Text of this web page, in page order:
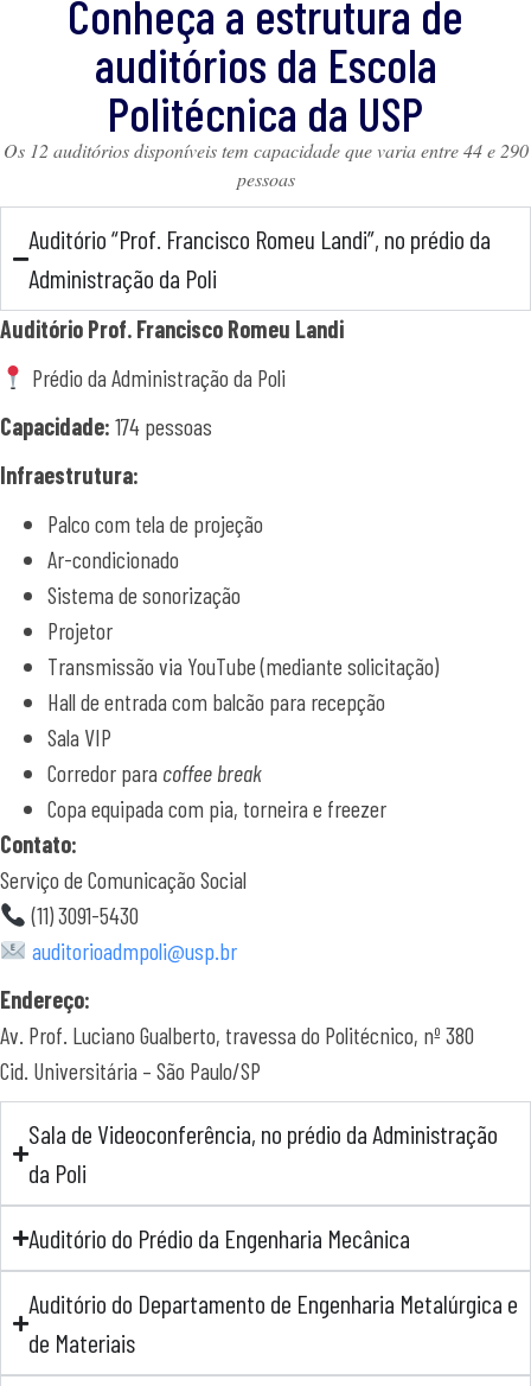
Conheça a estrutura de
auditórios da Escola
Politécnica da USP
Os 12 auditórios disponíveis tem capacidade que varia entre 44 e 290
pessoas
Auditório “Prof. Francisco Romeu Landi”, no prédio da
Administração da Poli
Auditório Prof. Francisco Romeu Landi
Prédio da Administração da Poli
Capacidade: 174 pessoas
Infraestrutura:
Palco com tela de projeção
Ar-condicionado
Sistema de sonorização
Projetor
Transmissão via YouTube (mediante solicitação)
Hall de entrada com balcão para recepção
Sala VIP
Corredor para coffee break
Copa equipada com pia, torneira e freezer
Contato:
Serviço de Comunicação Social
(11) 3091-5430
auditorioadmpoli@usp.br
Endereço:
Av. Prof. Luciano Gualberto, travessa do Politécnico, nº 380
Cid. Universitária – São Paulo/SP
Sala de Videoconferência, no prédio da Administração
da Poli
Auditório do Prédio da Engenharia Mecânica
Auditório do Departamento de Engenharia Metalúrgica e
de Materiais